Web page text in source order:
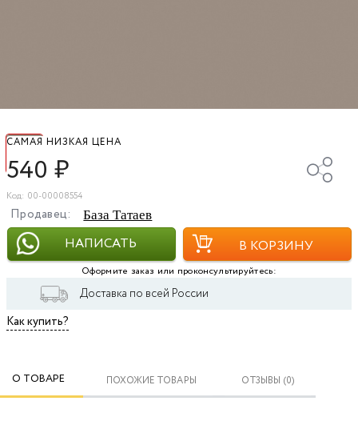
САМАЯ НИЗКАЯ ЦЕНА
540 ₽
Код: 00-00008554
Продавец: База Татаев
НАПИСАТЬ В КОРЗИНУ
Оформите заказ или проконсультируйтесь:
Доставка по всей России
Как купить?
О ТОВАРЕ ПОХОЖИЕ ТОВАРЫ ОТЗЫВЫ (0)